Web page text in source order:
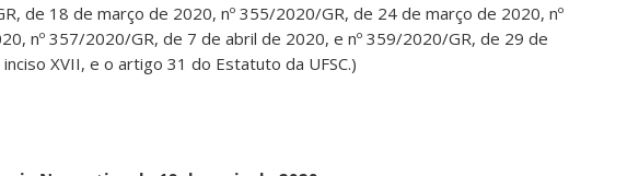
de 18 de março de 2020, nº 355/2020/GR, de 24 de março de 2020, nº
nº 357/2020/GR, de 7 de abril de 2020, e nº 359/2020/GR, de 29 de
XVII, e o artigo 31 do Estatuto da UFSC.)